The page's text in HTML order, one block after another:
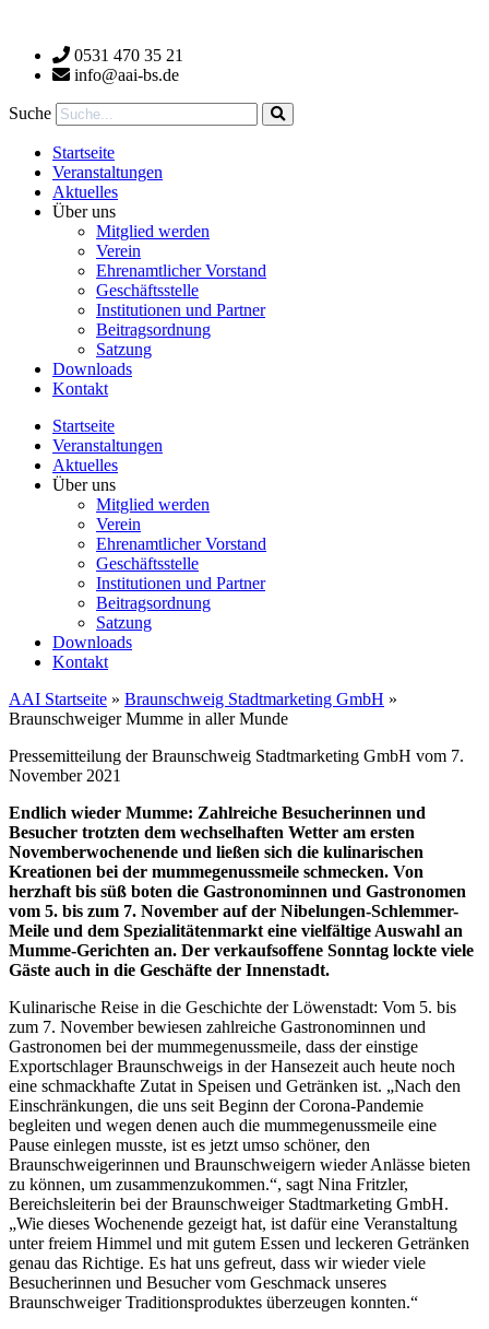
wechseln 0531 470 35 21
info@aai-bs.de
Suche
Startseite
Veranstaltungen
Aktuelles
Über uns
Mitglied werden
Verein
Ehrenamtlicher Vorstand
Geschäftsstelle
Institutionen und Partner
Beitragsordnung
Satzung
Downloads
Kontakt
Startseite
Veranstaltungen
Aktuelles
Über uns
Mitglied werden
Verein
Ehrenamtlicher Vorstand
Geschäftsstelle
Institutionen und Partner
Beitragsordnung
Satzung
Downloads
Kontakt
AAI Startseite » Braunschweig Stadtmarketing GmbH »
Braunschweiger Mumme in aller Munde
Pressemitteilung der Braunschweig Stadtmarketing GmbH vom 7.
November 2021
Endlich wieder Mumme: Zahlreiche Besucherinnen und
Besucher trotzten dem wechselhaften Wetter am ersten
Novemberwochenende und ließen sich die kulinarischen
Kreationen bei der mummegenussmeile schmecken. Von
herzhaft bis süß boten die Gastronominnen und Gastronomen
vom 5. bis zum 7. November auf der Nibelungen-Schlemmer-
Meile und dem Spezialitätenmarkt eine vielfältige Auswahl an
Mumme-Gerichten an. Der verkaufsoffene Sonntag lockte viele
Gäste auch in die Geschäfte der Innenstadt.
Kulinarische Reise in die Geschichte der Löwenstadt: Vom 5. bis
zum 7. November bewiesen zahlreiche Gastronominnen und
Gastronomen bei der mummegenussmeile, dass der einstige
Exportschlager Braunschweigs in der Hansezeit auch heute noch
eine schmackhafte Zutat in Speisen und Getränken ist. „Nach den
Einschränkungen, die uns seit Beginn der Corona-Pandemie
begleiten und wegen denen auch die mummegenussmeile eine
Pause einlegen musste, ist es jetzt umso schöner, den
Braunschweigerinnen und Braunschweigern wieder Anlässe bieten
zu können, um zusammenzukommen.“, sagt Nina Fritzler,
Bereichsleiterin bei der Braunschweiger Stadtmarketing GmbH.
„Wie dieses Wochenende gezeigt hat, ist dafür eine Veranstaltung
unter freiem Himmel und mit gutem Essen und leckeren Getränken
genau das Richtige. Es hat uns gefreut, dass wir wieder viele
Besucherinnen und Besucher vom Geschmack unseres
Braunschweiger Traditionsproduktes überzeugen konnten.“